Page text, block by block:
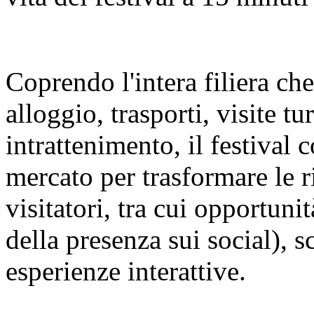
Coprendo l'intera filiera
alloggio, trasporti, visite
intrattenimento, il festival
mercato per trasformare le
visitatori, tra cui
della presenza sui social),
esperienze interattive.